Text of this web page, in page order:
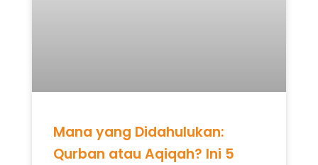
Mana yang Didahulukan:
Qurban atau Aqiqah? Ini 5